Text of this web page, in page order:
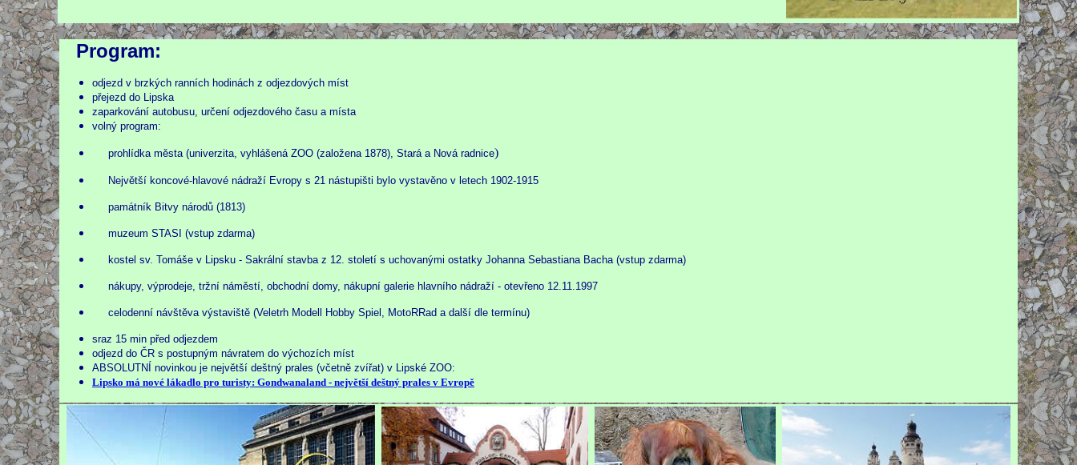
Program:
odjezd v brzkých ranních hodinách z odjezdových míst
přejezd do Lipska
zaparkování autobusu, určení odjezdového času a místa
volný program:
prohlídka města (univerzita, vyhlášená ZOO (založena 1878), Stará a Nová radnice)
Největší koncové-hlavové nádraží Evropy s 21 nástupišti bylo vystavěno v letech 1902-1915
památník Bitvy národů (1813)
muzeum STASI (vstup zdarma)
kostel sv. Tomáše v Lipsku - Sakrální stavba z 12. století s uchovanými ostatky Johanna Sebastiana Bacha (vstup zdarma)
nákupy, výprodeje, tržní náměstí, obchodní domy, nákupní galerie hlavního nádraží - otevřeno 12.11.1997
celodenní návštěva výstaviště (Veletrh Modell Hobby Spiel, MotoRRad a další dle termínu)
sraz 15 min před odjezdem
odjezd do ČR s postupným návratem do výchozích míst
ABSOLUTNÍ novinkou je největší deštný prales (včetně zvířat) v Lipské ZOO:
Lipsko má nové lákadlo pro turisty: Gondwanaland - největší deštný prales v Evropě